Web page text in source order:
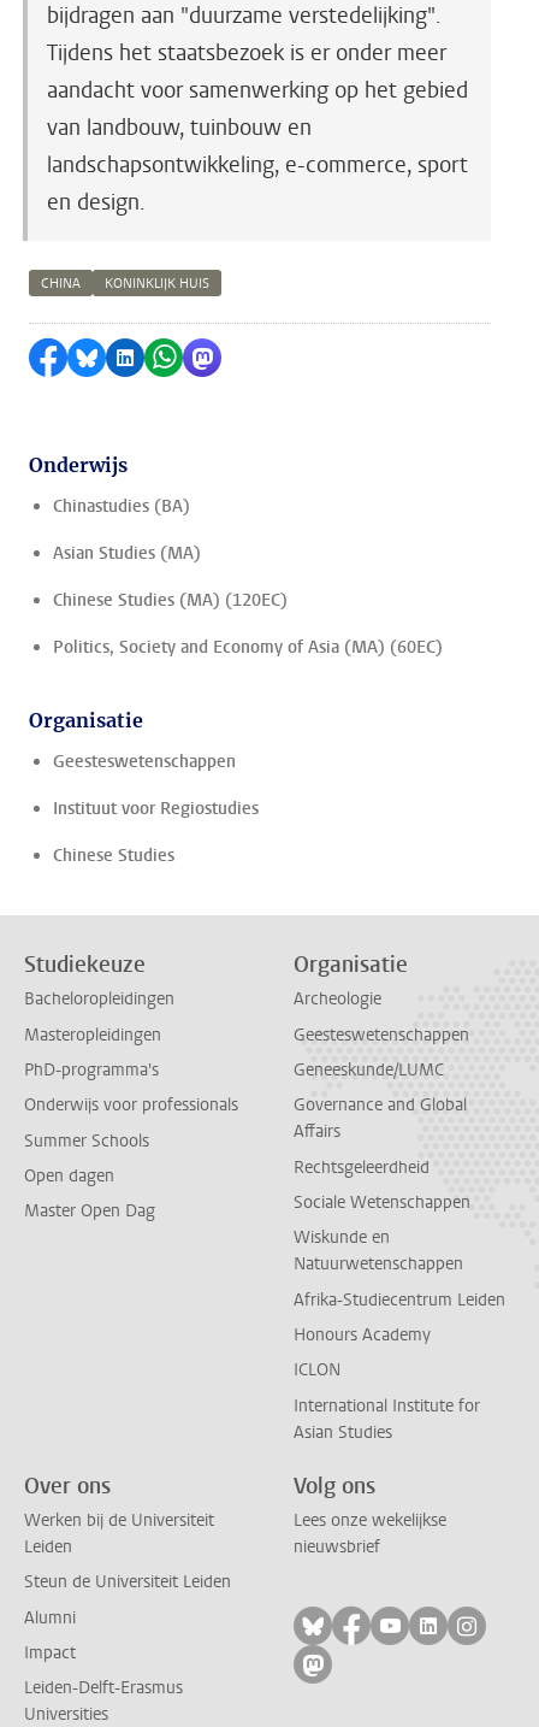
bijdragen aan "duurzame verstedelijking".
Tijdens het staatsbezoek is er onder meer
aandacht voor samenwerking op het gebied
van landbouw, tuinbouw en
landschapsontwikkeling, e-commerce, sport
en design.
CHINA KONINKLIJK HUIS
Delen op Facebook
Delen via Bluesky
Delen op LinkedIn
Delen via WhatsApp
Delen via Mastodon
Onderwijs
Chinastudies (BA)
Asian Studies (MA)
Chinese Studies (MA) (120EC)
Politics, Society and Economy of Asia (MA) (60EC)
Organisatie
Geesteswetenschappen
Instituut voor Regiostudies
Chinese Studies
Studiekeuze
Bacheloropleidingen
Masteropleidingen
PhD-programma's
Onderwijs voor professionals
Summer Schools
Open dagen
Master Open Dag
Organisatie
Archeologie
Geesteswetenschappen
Geneeskunde/LUMC
Governance and Global
Affairs
Rechtsgeleerdheid
Sociale Wetenschappen
Wiskunde en
Natuurwetenschappen
Afrika-Studiecentrum Leiden
Honours Academy
ICLON
International Institute for
Asian Studies
Over ons
Werken bij de Universiteit
Leiden
Steun de Universiteit Leiden
Alumni
Impact
Leiden-Delft-Erasmus
Universities
Volg ons
Lees onze wekelijkse
nieuwsbrief
Volg ons op bluesky
Volg ons op
Volg ons op
Volg ons
Volg
Volg ons op mastodon